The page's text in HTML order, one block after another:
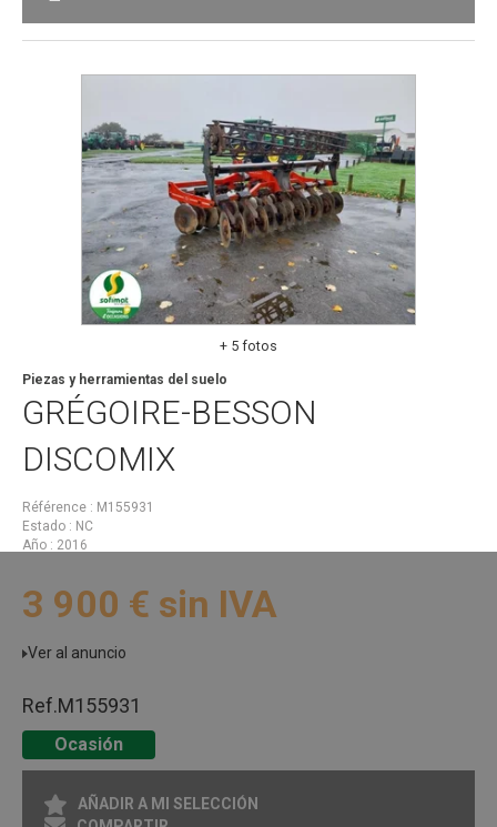
+ 5 fotos
GRÉGOIRE-BESSON
DISCOMIX
Piezas y herramientas del suelo
Référence
M155931
Estado
NC
Año
2016
3 900 € sin IVA
Ver al anuncio
Ref.M155931
Ocasión
AÑADIR A MI SELECCIÓN